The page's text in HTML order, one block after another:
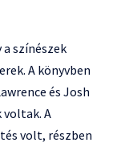
színészek
A könyvben
és Josh
voltak. A
volt, részben